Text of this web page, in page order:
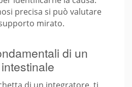
precisa si può valutare
mirato.
di un
di un integratore, ti